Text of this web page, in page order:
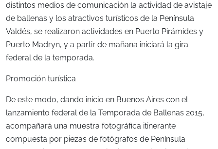
distintos medios de comunicación la actividad de avistaje
de ballenas y los atractivos turísticos de la Península
Valdés, se realizaron actividades en Puerto Pirámides y
Puerto Madryn, y a partir de mañana iniciará la gira
federal de la temporada.
Promoción turística
De este modo, dando inicio en Buenos Aires con el
lanzamiento federal de la Temporada de Ballenas 2015,
acompañará una muestra fotográfica itinerante
compuesta por piezas de fotógrafos de Península